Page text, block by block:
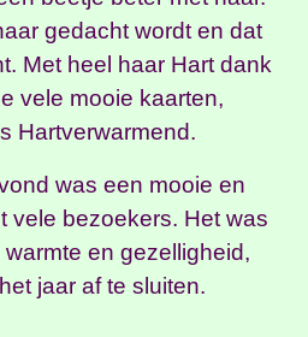
gedacht wordt en dat
Met heel haar Hart dank
vele mooie kaarten,
Hartverwarmend.
was een mooie en
vele bezoekers. Het was
en gezelligheid,
jaar af te sluiten.